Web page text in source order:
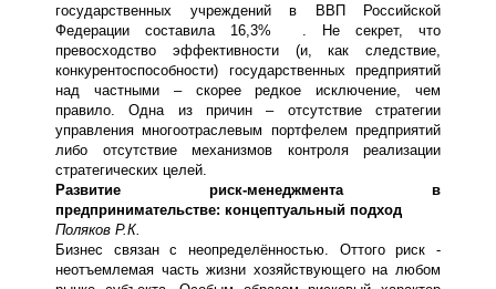
государственных учреждений в ВВП Российской
Федерации составила 16,3% . Не секрет, что
превосходство эффективности (и, как следствие,
конкурентоспособности) государственных предприятий
над частными – скорее редкое исключение, чем
правило. Одна из причин – отсутствие стратегии
управления многоотраслевым портфелем предприятий
либо отсутствие механизмов контроля реализации
стратегических целей.
Развитие риск-менеджмента в
предпринимательстве: концептуальный подход
Поляков Р.К.
Бизнес связан с неопределённостью. Оттого риск -
неотъемлемая часть жизни хозяйствующего на любом